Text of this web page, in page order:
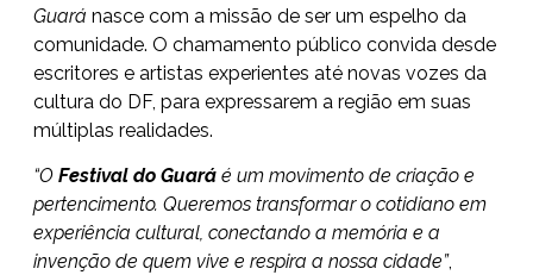
Guará nasce com a missão de ser um espelho da
comunidade. O chamamento público convida desde
escritores e artistas experientes até novas vozes da
cultura do DF, para expressarem a região em suas
múltiplas realidades.
“O Festival do Guará é um movimento de criação e
pertencimento. Queremos transformar o cotidiano em
experiência cultural, conectando a memória e a
invenção de quem vive e respira a nossa cidade”,